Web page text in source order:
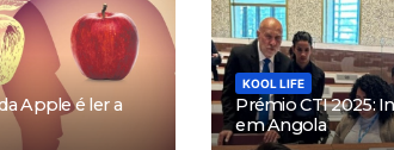
Apple é ler a
KOOL LIFE
Prémio CTI 2025:
em Angola